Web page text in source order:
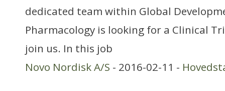
dedicated team within Global
Pharmacology is looking for a Clinical
join us. In this job
Novo Nordisk A/S - 2016-02-11 -